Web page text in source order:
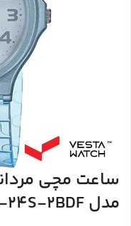
مدل MQ-24S-2BDF